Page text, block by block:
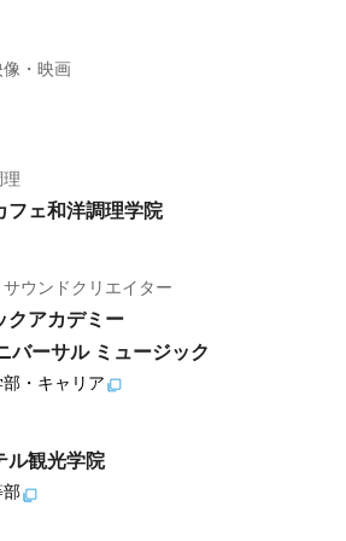
・映画
フェ和洋調理学院
ウンドクリエイター
クアカデミー
バーサル ミュージック
・キャリア
ル観光学院
部